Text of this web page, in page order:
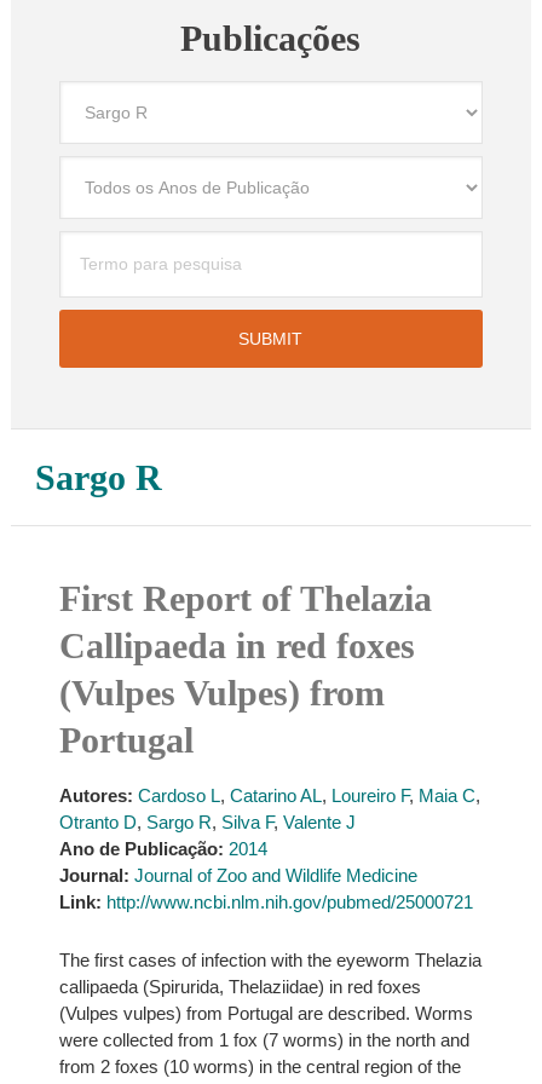
Publicações
Sargo R
First Report of Thelazia
Callipaeda in red foxes
(Vulpes Vulpes) from
Portugal
Autores: Cardoso L, Catarino AL, Loureiro F, Maia C,
Otranto D, Sargo R, Silva F, Valente J
Ano de Publicação: 2014
Journal: Journal of Zoo and Wildlife Medicine
Link: http://www.ncbi.nlm.nih.gov/pubmed/25000721
The first cases of infection with the eyeworm Thelazia
callipaeda (Spirurida, Thelaziidae) in red foxes
(Vulpes vulpes) from Portugal are described. Worms
were collected from 1 fox (7 worms) in the north and
from 2 foxes (10 worms) in the central region of the